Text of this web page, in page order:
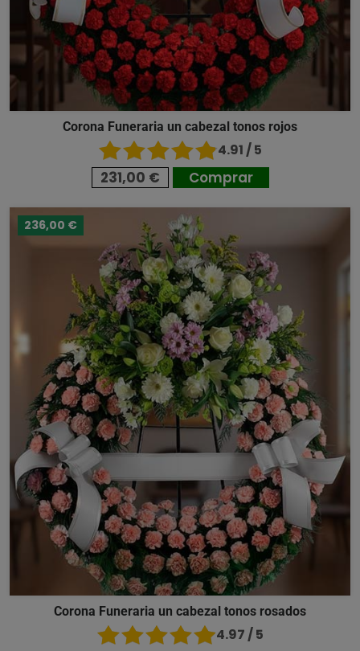
Corona Funeraria un cabezal tonos rojos
4.91 / 5
231,00 € Comprar
236,00 €
Corona Funeraria un cabezal tonos rosados
4.97 / 5